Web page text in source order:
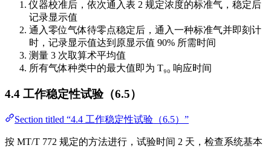
仪器校准后，依次通入表 2 规定浓度的标准气，稳定后
记录显示值
通入零位气体待零点稳定后，通入一种标准气并即刻计
时，记录显示值达到原显示值 90% 所需时间
测量 3 次取算术平均值
所有气体种类中的最大值即为 T₉₀ 响应时间
4.4 工作稳定性试验（6.5）
Section titled “4.4 工作稳定性试验（6.5）”
按 MT/T 772 规定的方法进行，试验时间 2 天，检查系统基本